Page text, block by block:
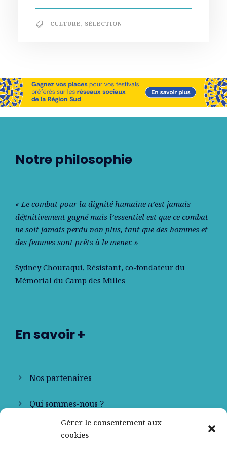
Gérer le consentement aux
cookies
CULTURE, SÉLECTION
Notre philosophie
« Le combat pour la dignité humaine n’est jamais
déﬁnitivement gagné mais l’essentiel est que ce combat
ne soit jamais perdu non plus, tant que des hommes et
des femmes sont prêts à le mener. »
Sydney Chouraqui, Résistant, co-fondateur du
Mémorial du Camp des Milles
En savoir +
Nos partenaires
Qui sommes-nous ?
Contactez-nous